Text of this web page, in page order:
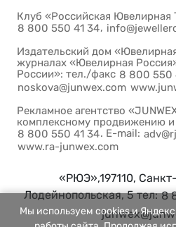
Клуб «Российская Ювелирная
8 800 550 41 34,
Издательский дом
журналах «Ювелирная
России»: тел./факс 8 800 550
noskova@junwex.com
Рекламное агентство
комплексному продвижению
8 800 550 41 34. E-mail:
www.ra-junwex.com
«РЮЭ»,197110,
Лодейнопольская, 5 тел:8
Мы используем cookies и